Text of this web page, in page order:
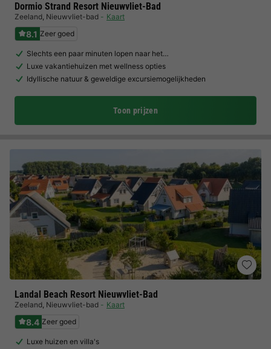
Dormio Strand Resort Nieuwvliet-Bad
Zeeland, Nieuwvliet-bad Kaart
8.1 Zeer goed
Slechts een paar minuten lopen naar het…
Luxe vakantiehuizen met wellness opties
Idyllische natuur & geweldige excursiemogelijkheden
Toon prijzen
Landal Beach Resort Nieuwvliet-Bad
Zeeland, Nieuwvliet-bad Kaart
8.4 Zeer goed
Luxe huizen en villa's